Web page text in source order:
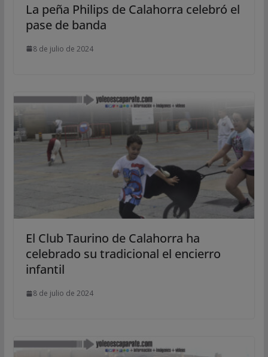
La peña Philips de Calahorra celebró el
pase de banda
8 de julio de 2024
El Club Taurino de Calahorra ha
celebrado su tradicional el encierro
infantil
8 de julio de 2024